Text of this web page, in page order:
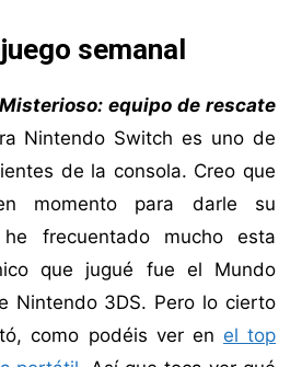
semanal
equipo de rescate
Nintendo Switch es uno de
de la consola. Creo que
momento para darle su
frecuentado mucho esta
que jugué fue el Mundo
Nintendo 3DS. Pero lo cierto
como podéis ver en el top